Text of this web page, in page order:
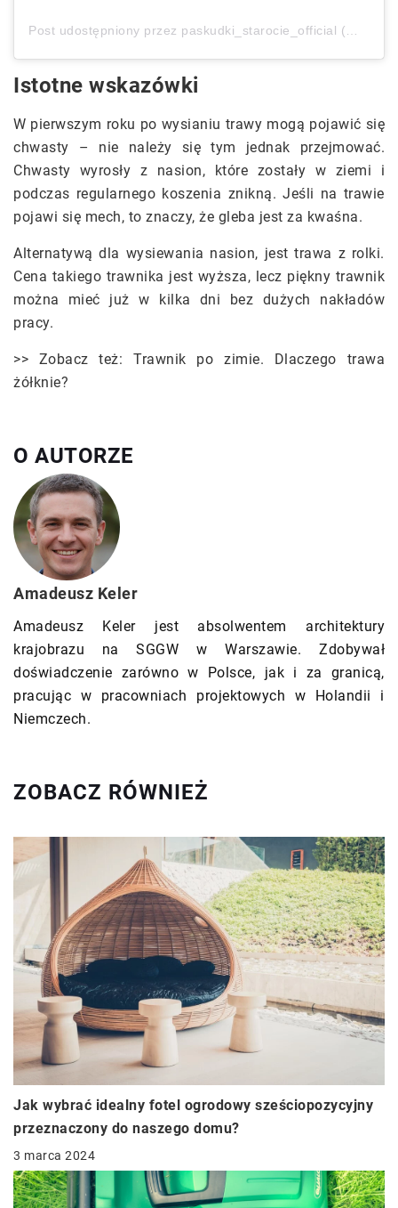
Post udostępniony przez paskudki_starocie_official (@paskudki_starocie_official)
Istotne wskazówki
W pierwszym roku po wysianiu trawy mogą pojawić się
chwasty – nie należy się tym jednak przejmować.
Chwasty wyrosły z nasion, które zostały w ziemi i
podczas regularnego koszenia znikną. Jeśli na trawie
pojawi się mech, to znaczy, że gleba jest za kwaśna.
Alternatywą dla wysiewania nasion, jest trawa z rolki.
Cena takiego trawnika jest wyższa, lecz piękny trawnik
można mieć już w kilka dni bez dużych nakładów
pracy.
>> Zobacz też: Trawnik po zimie. Dlaczego trawa
żółknie?
O AUTORZE
Amadeusz Keler
Amadeusz Keler jest absolwentem architektury
krajobrazu na SGGW w Warszawie. Zdobywał
doświadczenie zarówno w Polsce, jak i za granicą,
pracując w pracowniach projektowych w Holandii i
Niemczech.
ZOBACZ RÓWNIEŻ
Jak wybrać idealny fotel ogrodowy sześciopozycyjny
przeznaczony do naszego domu?
3 marca 2024